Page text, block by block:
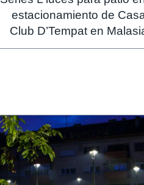
estacionamiento de
Club D’Tempat en